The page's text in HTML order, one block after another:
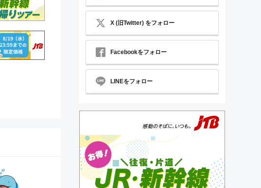
X (旧Twitter) をフォロー
Facebookをフォロー
LINEをフォロー